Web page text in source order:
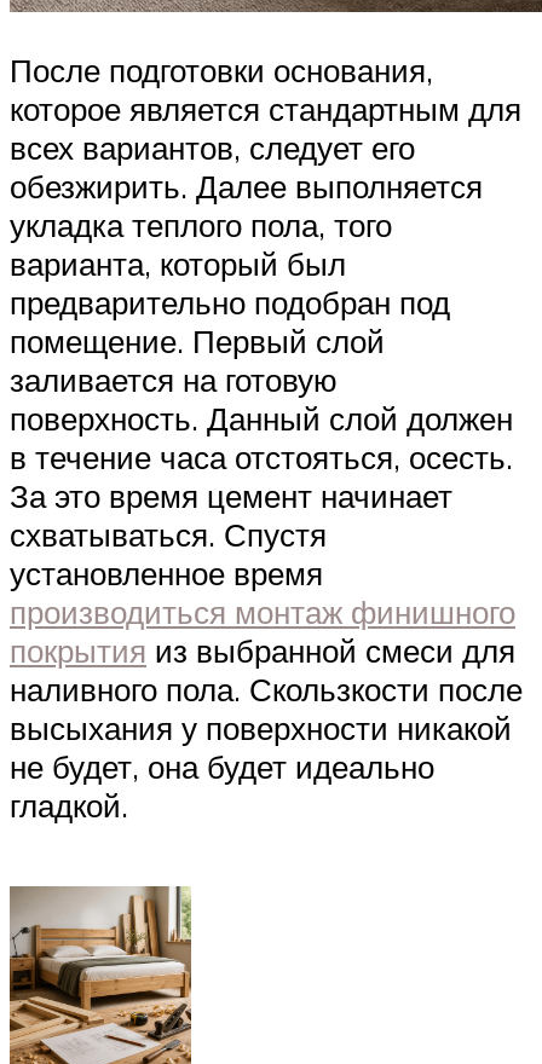
После подготовки основания,
которое является стандартным для
всех вариантов, следует его
обезжирить. Далее выполняется
укладка теплого пола, того
варианта, который был
предварительно подобран под
помещение. Первый слой
заливается на готовую
поверхность. Данный слой должен
в течение часа отстояться, осесть.
За это время цемент начинает
схватываться. Спустя
установленное время
производиться монтаж финишного
покрытия из выбранной смеси для
наливного пола. Скользкости после
высыхания у поверхности никакой
не будет, она будет идеально
гладкой.